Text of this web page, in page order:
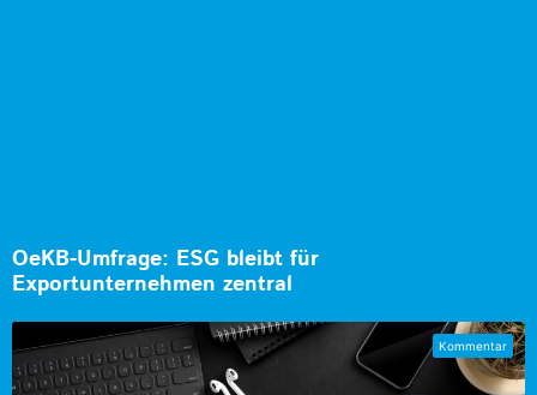
OeKB-Umfrage: ESG bleibt für
Exportunternehmen zentral